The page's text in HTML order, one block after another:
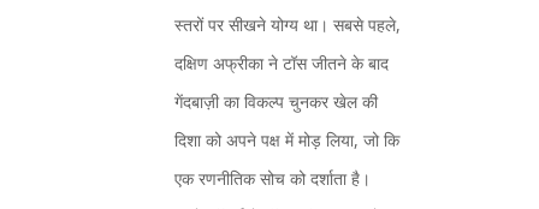
स्तरों पर सीखने योग्य था। सबसे पहले,
दक्षिण अफ्रीका ने टॉस जीतने के बाद
गेंदबाज़ी का विकल्प चुनकर खेल की
दिशा को अपने पक्ष में मोड़ लिया, जो कि
एक रणनीतिक सोच को दर्शाता है।